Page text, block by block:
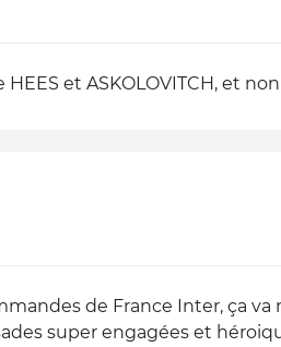
et ASKOLOVITCH, et
de France Inter, ça
super engagées et